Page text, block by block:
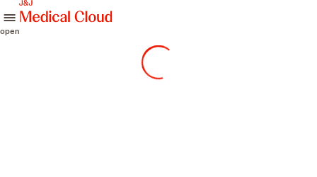
open